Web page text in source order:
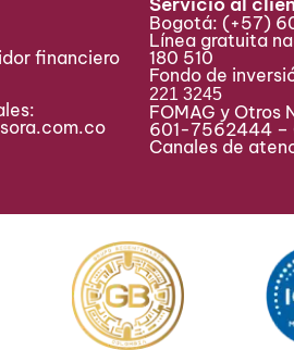
financiero
Bogotá: (+57)
Línea gratuita
180 510
Fondo de
221 3245
FOMAG y Otros
601-7562444 –
Canales de